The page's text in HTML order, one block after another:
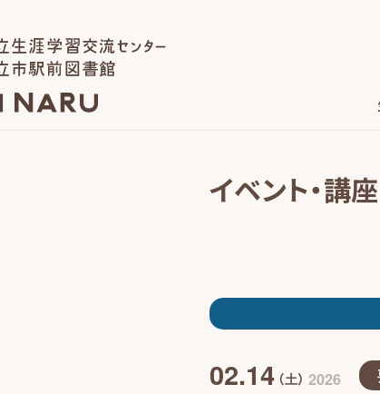
イベント・講座
02.14 （土） 2026